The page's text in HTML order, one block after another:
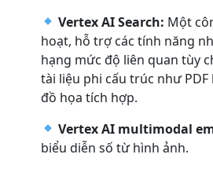
Vertex AI Search: Một
hoạt, hỗ trợ các tính năng
hạng mức độ liên quan tùy
tài liệu phi cấu trúc như
đồ họa tích hợp.
Vertex AI multimodal
biểu diễn số từ hình ảnh.